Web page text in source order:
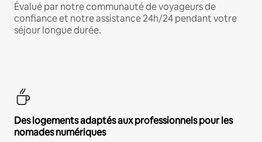
Évalué par notre communauté de voyageurs de
confiance et notre assistance 24h/24 pendant votre
séjour longue durée.
Des logements adaptés aux professionnels pour les
nomades numériques